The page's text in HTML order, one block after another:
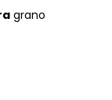
grano